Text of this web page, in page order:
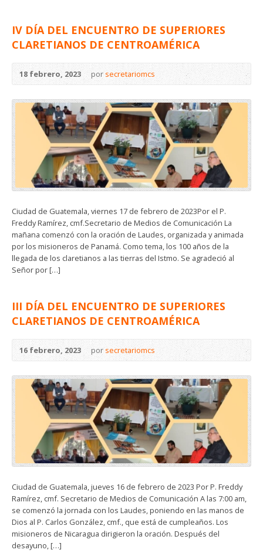
IV DÍA DEL ENCUENTRO DE SUPERIORES
CLARETIANOS DE CENTROAMÉRICA
18 febrero, 2023 porsecretariomcs
Ciudad de Guatemala, viernes 17 de febrero de 2023Por el P.
Freddy Ramírez, cmf.Secretario de Medios de Comunicación La
mañana comenzó con la oración de Laudes, organizada y animada
por los misioneros de Panamá. Como tema, los 100 años de la
llegada de los claretianos a las tierras del Istmo. Se agradeció al
Señor por […]
III DÍA DEL ENCUENTRO DE SUPERIORES
CLARETIANOS DE CENTROAMÉRICA
16 febrero, 2023 porsecretariomcs
Ciudad de Guatemala, jueves 16 de febrero de 2023 Por P. Freddy
Ramírez, cmf. Secretario de Medios de Comunicación A las 7:00 am,
se comenzó la jornada con los Laudes, poniendo en las manos de
Dios al P. Carlos González, cmf., que está de cumpleaños. Los
misioneros de Nicaragua dirigieron la oración. Después del
desayuno, […]